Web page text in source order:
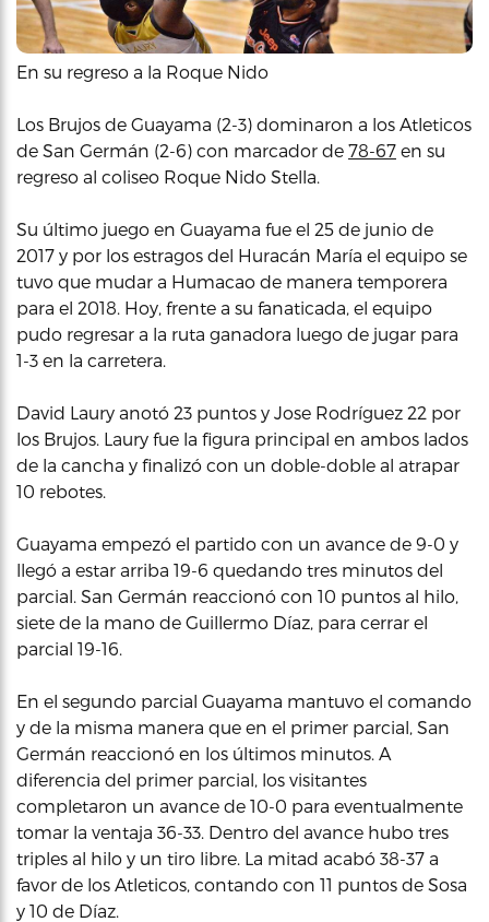
En su regreso a la Roque Nido
Los Brujos de Guayama (2-3) dominaron a los Atleticos
de San Germán (2-6) con marcador de 78-67 en su
regreso al coliseo Roque Nido Stella.
Su último juego en Guayama fue el 25 de junio de
2017 y por los estragos del Huracán María el equipo se
tuvo que mudar a Humacao de manera temporera
para el 2018. Hoy, frente a su fanaticada, el equipo
pudo regresar a la ruta ganadora luego de jugar para
1-3 en la carretera.
David Laury anotó 23 puntos y Jose Rodríguez 22 por
los Brujos. Laury fue la figura principal en ambos lados
de la cancha y finalizó con un doble-doble al atrapar
10 rebotes.
Guayama empezó el partido con un avance de 9-0 y
llegó a estar arriba 19-6 quedando tres minutos del
parcial. San Germán reaccionó con 10 puntos al hilo,
siete de la mano de Guillermo Díaz, para cerrar el
parcial 19-16.
En el segundo parcial Guayama mantuvo el comando
y de la misma manera que en el primer parcial, San
Germán reaccionó en los últimos minutos. A
diferencia del primer parcial, los visitantes
completaron un avance de 10-0 para eventualmente
tomar la ventaja 36-33. Dentro del avance hubo tres
triples al hilo y un tiro libre. La mitad acabó 38-37 a
favor de los Atleticos, contando con 11 puntos de Sosa
y 10 de Díaz.